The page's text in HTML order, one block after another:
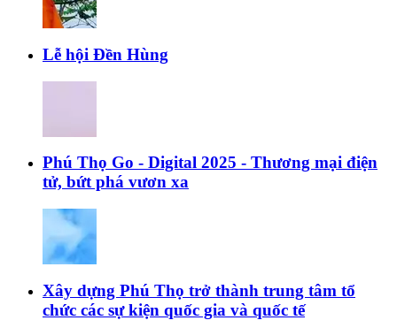
Lễ hội Đền Hùng
Phú Thọ Go - Digital 2025 - Thương mại điện
tử, bứt phá vươn xa
Xây dựng Phú Thọ trở thành trung tâm tổ
chức các sự kiện quốc gia và quốc tế